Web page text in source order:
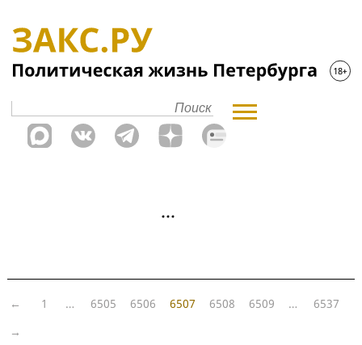
← 1 … 6505 6506 6507 6508 6509 …
6537
→